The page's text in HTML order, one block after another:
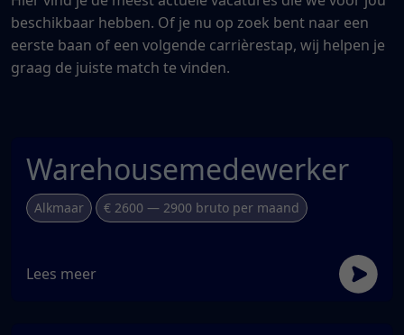
beschikbaar hebben. Of je nu op zoek bent naar een
eerste baan of een volgende carrièrestap, wij helpen je
graag de juiste match te vinden.
Warehousemedewerker
Alkmaar € 2600 — 2900 bruto per maand
Lees meer